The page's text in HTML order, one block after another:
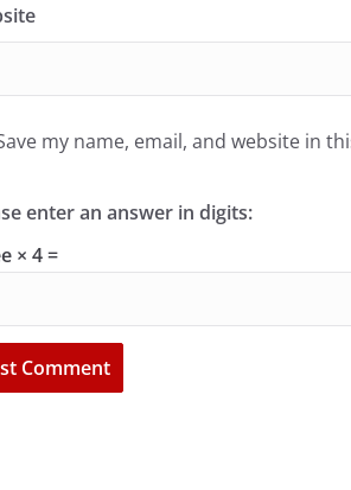
my name, email, and website in
enter an answer in digits:
× 4 =